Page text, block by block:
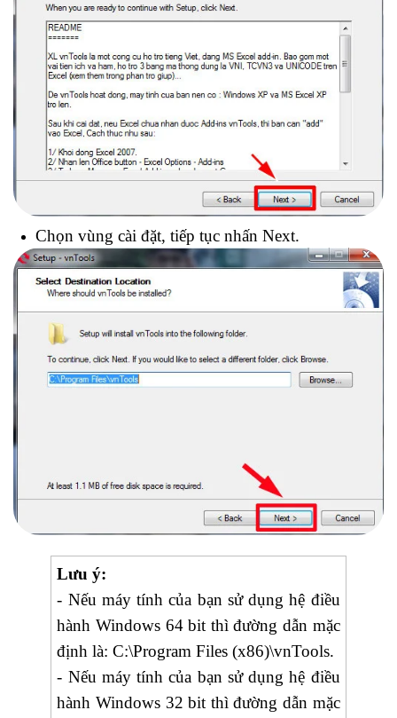
Chọn vùng cài đặt, tiếp tục nhấn Next.
Lưu ý:
- Nếu máy tính của bạn sử dụng hệ điều
hành Windows 64 bit thì đường dẫn mặc
định là: C:\Program Files (x86)\vnTools.
- Nếu máy tính của bạn sử dụng hệ điều
hành Windows 32 bit thì đường dẫn mặc